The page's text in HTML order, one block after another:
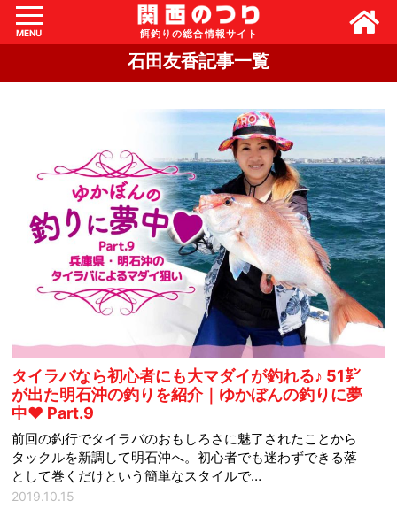
MENU
石田友香記事一覧
タイラバなら初心者にも大マダイが釣れる♪ 51㌢
が出た明石沖の釣りを紹介｜ゆかぼんの釣りに夢
中♥ Part.9
前回の釣行でタイラバのおもしろさに魅了されたことから
タックルを新調して明石沖へ。初心者でも迷わずできる落
として巻くだけという簡単なスタイルで…
2019.10.15